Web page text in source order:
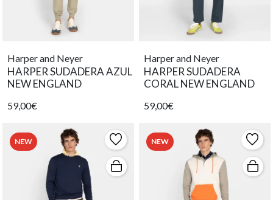
Harper and Neyer
HARPER SUDADERA AZUL
NEW ENGLAND
59,00€
Harper and Neyer
HARPER SUDADERA
CORAL NEW ENGLAND
59,00€
NEW NEW